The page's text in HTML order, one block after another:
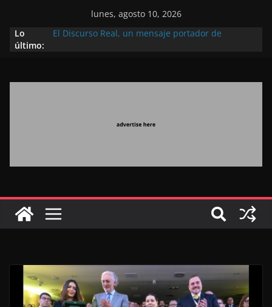
lunes, agosto 10, 2026
Lo
último:
El Discurso Real, un mensaje portador de
Extranjero: al servicio de los grandes proyectos de
Marruecos gracias a una visión estratégica
destinada a consolidar la posición de Marruecos
en una economía mundial competitiva (politólogo
marroquí-estadounidense)